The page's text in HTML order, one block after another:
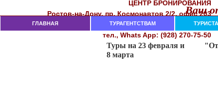
Ваш
ЦЕНТР БРОНИРОВАНИЯ
Рocтoв-нa-Дoнy, пр. Кocмoнaвтoв 2/2, oфиc 203
282-18-00, 282-18-02, 237-74-11
тел., Whats App: (928) 270-75-50
ГЛАВНАЯ ТУРАГЕНТСТВАМ